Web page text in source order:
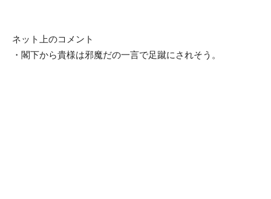
ネット上のコメント
・閣下から貴様は邪魔だの一言で足蹴にされそう。